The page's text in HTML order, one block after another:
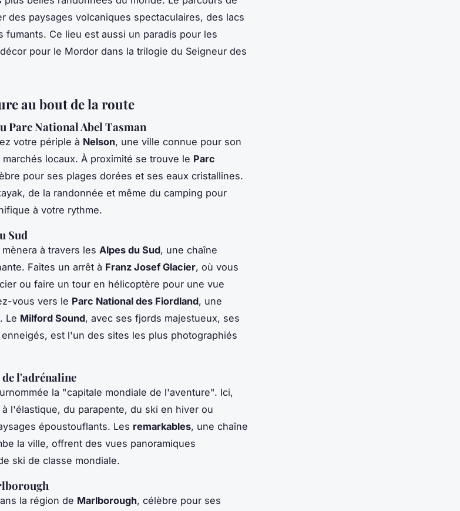
des paysages volcaniques spectaculaires, des lacs
fumants. Ce lieu est aussi un paradis pour les
pour le Mordor dans la trilogie du Seigneur des
au bout de la route
Parc National Abel Tasman
votre périple à Nelson, une ville connue pour son
locaux. À proximité se trouve le Parc
pour ses plages dorées et ses eaux cristallines.
de la randonnée et même du camping pour
à votre rythme.
Sud
à travers les Alpes du Sud, une chaîne
Faites un arrêt à Franz Josef Glacier, où vous
ou faire un tour en hélicoptère pour une vue
vous vers le Parc National des Fiordland, une
Le Milford Sound, avec ses fjords majestueux, ses
est l'un des sites les plus photographiés
l'adrénaline
la "capitale mondiale de l'aventure". Ici,
l'élastique, du parapente, du ski en hiver ou
époustouflants. Les remarkables, une chaîne
la ville, offrent des vues panoramiques
ski de classe mondiale.
la région de Marlborough, célèbre pour ses